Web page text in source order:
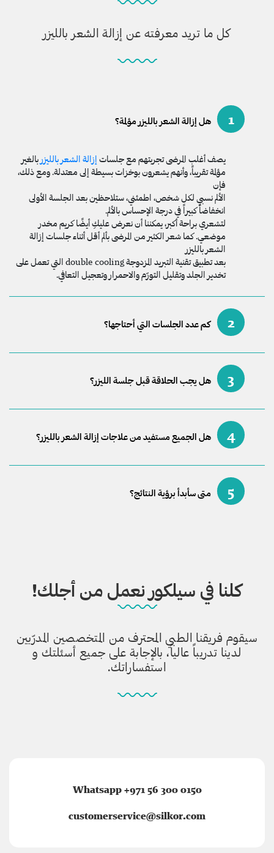
كل ما تريد معرفته عن إزالة الشعر بالليزر
1 هل إزالة الشعر بالليزر مؤلمة؟
يصف أغلب المرضى تجربتهم مع جلساتإزالة الشعر بالليزر بالغير
مؤلمة تقريباً، وأنهم يشعرون بوخزات بسيطة إلى معتدلة. ومع ذلك،
فإن
الألم نسبي لكل شخص، اطمئني، ستلاحظين بعد الجلسة الأولى
انخفاضاً كبيراً في درجة الإحساس بالألم.
لتشعري براحة أكبر، يمكننا أن نعرض عليكِ أيضًا كريم مخدر
موضعي. كما شعر الكثير من المرضى بألم أقل أثناء جلسات إزالة
الشعر بالليزر
بعد تطبيق تقنية التبريد المزدوجة double cooling التي تعمل على
تخدير الجلد وتقليل التورّم والاحمرار وتعجيل التعافي.
2 كم عدد الجلسات التي أحتاجها؟
3 هل يجب الحلاقة قبل جلسة الليزر؟
4 هل الجميع مستفيد من علاجات إزالة الشعر بالليزر؟
5 متى سأبدأ برؤية النتائج؟
كلنا في سيلكور نعمل من أجلك!
سيقوم فريقنا الطبي المحترف من المتخصصين المدرّبين
لدينا تدريباً عالياً، بالإجابة على جميع أسئلتك و
استفساراتك.
Whatsapp +971 56 300 0150
customerservice@silkor.com